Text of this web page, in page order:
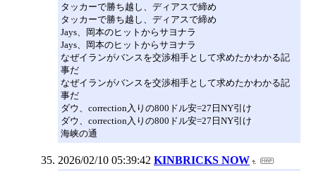
タッカーで勝ち越し、ディアスで締め
タッカーで勝ち越し、ディアスで締め
Jays、岡本のヒットからサヨナラ
Jays、岡本のヒットからサヨナラ
なぜイランがバンスを交渉相手として求めたかわかる記
事だ
なぜイランがバンスを交渉相手として求めたかわかる記
事だ
ダウ、correction入りの800ドル安=27日NY引け
ダウ、correction入りの800ドル安=27日NY引け
海峡の通
2026/02/10 05:39:42 KINBRICKS NOW